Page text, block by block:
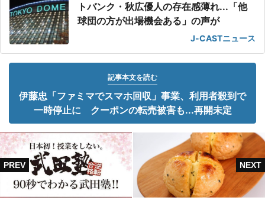
トバンク・秋広優人の存在感薄れ...「他
球団の方が出場機会ある」の声が
J-CASTニュース
記事本文を読む
伊藤忠「ファミマでスマホ回収」事業、利用者殺到で
一時停止に クーポンの転売被害も...再開未定